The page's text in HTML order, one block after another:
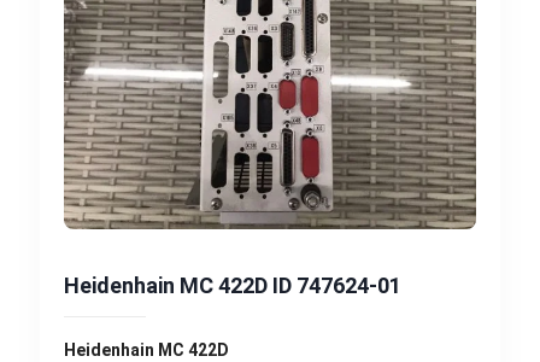
Heidenhain MC 422D ID 747624-01
Heidenhain MC 422D